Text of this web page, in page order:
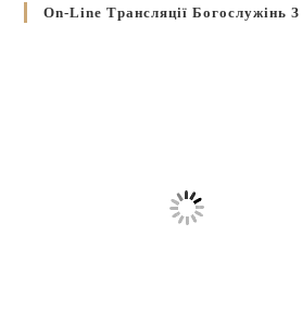
On-Line Трансляції Богослужінь